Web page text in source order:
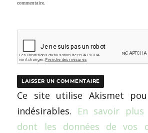
commentaire.
Ce site utilise Akismet
indésirables. En savoir
dont les données de vos